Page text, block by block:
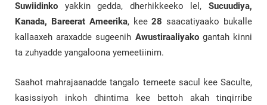
Suwiidinko yakkin gedda, dherhikkeeko lel, Sucuudiya,
Kanada, Bareerat Ameerika, kee28 saacatiyaako bukalle
kallaaxeh araxadde sugeenih Awustiraaliyakogantah kinni
ta zuhyadde yangaloona yemeetiinim.
Saahot mahrajaanadde tangalo temeete sacul kee Saculte,
kasissiyoh inkoh dhintima kee bettoh akah tinqirribe